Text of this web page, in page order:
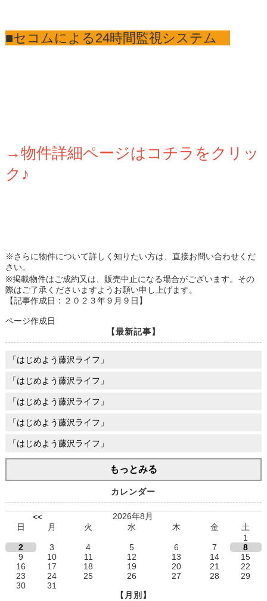
■セコムによる24時間監視システム
→物件詳細ページはコチラをクリッ
ク♪
※さらに物件について詳しく知りたい方は、直接お問い合わせくだ
さい。
※掲載物件はご成約又は、販売中止になる場合がございます。その
際はご了承くださいますようお願い申し上げます。
【記事作成日：２０２３年９月９日】
ページ作成日
【最新記事】
「はじめよう藤沢ライフ」
「はじめよう藤沢ライフ」
「はじめよう藤沢ライフ」
「はじめよう藤沢ライフ」
「はじめよう藤沢ライフ」
もっとみる
カレンダー
<<
2026年8月
日
月 火 水 木 金
土
1
2
3 4 5 6 7
8
9
10 11 12 13 14
15
16
17 18 19 20 21
22
23
24 25 26 27 28
29
30
31
【月別】